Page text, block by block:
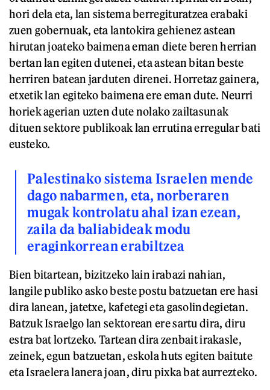
hori dela eta, lan sistema berregituratzea erabaki
zuen gobernuak, eta lantokira gehienez astean
hirutan joateko baimena eman diete beren herrian
bertan lan egiten dutenei, eta astean bitan beste
herriren batean jarduten direnei. Horretaz gainera,
etxetik lan egiteko baimena ere eman dute. Neurri
horiek agerian uzten dute nolako zailtasunak
dituen sektore publikoak lan errutina erregular bati
eusteko.
Palestinako sistema Israelen mende
dago nabarmen, eta, norberaren
mugak kontrolatu ahal izan ezean,
zaila da baliabideak modu
eraginkorrean erabiltzea
Bien bitartean, bizitzeko lain irabazi nahian,
langile publiko asko beste postu batzuetan ere hasi
dira lanean, jatetxe, kafetegi eta gasolindegietan.
Batzuk Israelgo lan sektorean ere sartu dira, diru
estra bat lortzeko. Tartean dira zenbait irakasle,
zeinek, egun batzuetan, eskola huts egiten baitute
eta Israelera lanera joan, diru pixka bat aurrezteko.